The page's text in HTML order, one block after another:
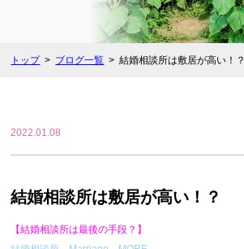
トップ ブログ一覧 結婚相談所は敷居が高い！？
2022.01.08
結婚相談所は敷居が高い！？
【結婚相談所は最後の手段？】